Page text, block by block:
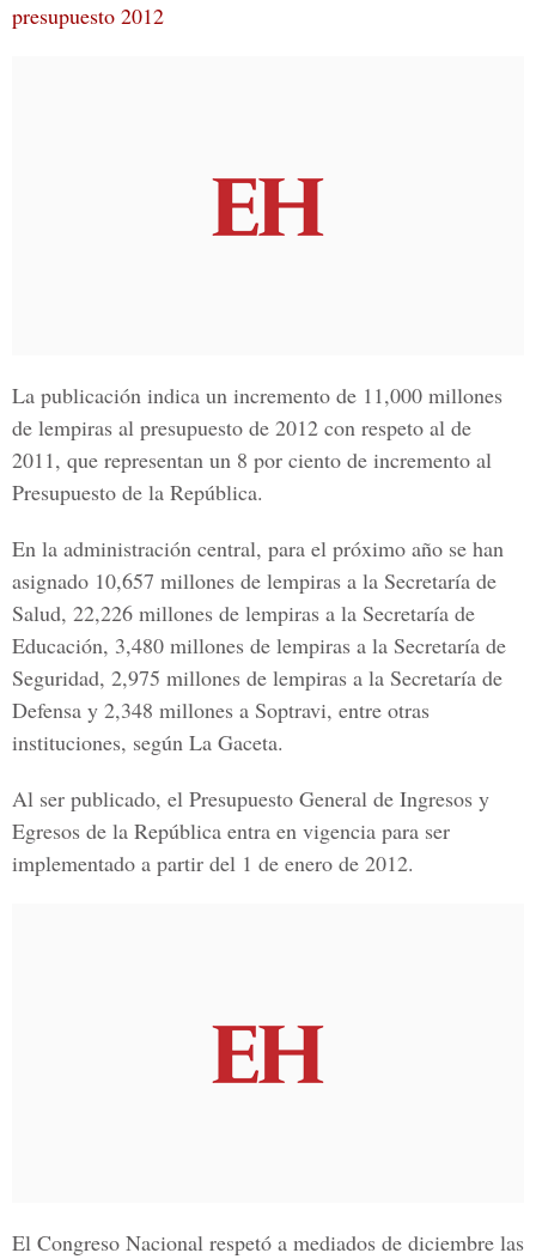
presupuesto 2012
La publicación indica un incremento de 11,000 millones
de lempiras al presupuesto de 2012 con respeto al de
2011, que representan un 8 por ciento de incremento al
Presupuesto de la República.
En la administración central, para el próximo año se han
asignado 10,657 millones de lempiras a la Secretaría de
Salud, 22,226 millones de lempiras a la Secretaría de
Educación, 3,480 millones de lempiras a la Secretaría de
Seguridad, 2,975 millones de lempiras a la Secretaría de
Defensa y 2,348 millones a Soptravi, entre otras
instituciones, según La Gaceta.
Al ser publicado, el Presupuesto General de Ingresos y
Egresos de la República entra en vigencia para ser
implementado a partir del 1 de enero de 2012.
El Congreso Nacional respetó a mediados de diciembre las